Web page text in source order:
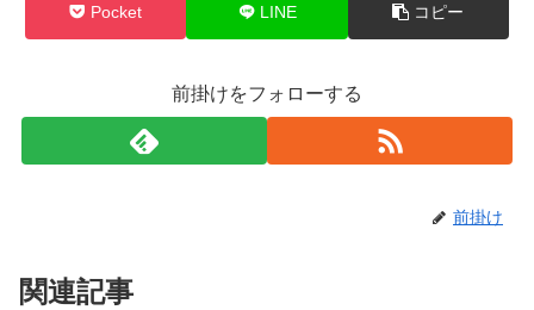
Pocket LINE コピー
前掛けをフォローする
前掛け
関連記事